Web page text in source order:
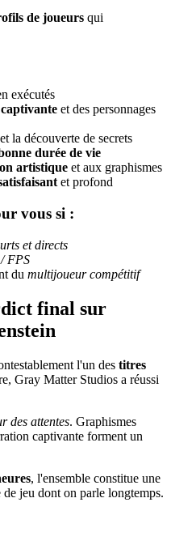
de joueurs qui
exécutés
et des personnages
et la découverte de secrets
durée de vie
artistique et aux graphismes
et profond
vous si :
et directs
FPS
du multijoueur compétitif
final sur
l'un des titres
Gray Matter Studios a réussi
des attentes. Graphismes
captivante forment un
, l'ensemble constitue une
de jeu dont on parle longtemps.